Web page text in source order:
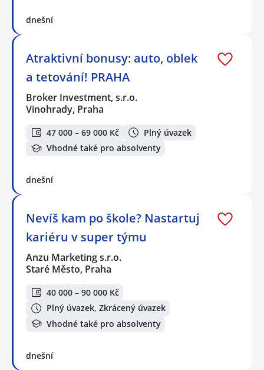
dnešní
Atraktivní bonusy: auto, oblek
a tetování! PRAHA
Broker Investment, s.r.o.
Vinohrady, Praha
47 000 – 69 000 Kč
Plný úvazek
Vhodné také pro absolventy
dnešní
Nevíš kam po škole? Nastartuj
kariéru v super týmu
Anzu Marketing s.r.o.
Staré Město, Praha
40 000 – 90 000 Kč
Plný úvazek, Zkrácený úvazek
Vhodné také pro absolventy
dnešní